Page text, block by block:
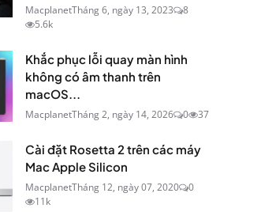
MacplanetTháng 6, ngày 13, 2023
8
5.6k
Khắc phục lỗi quay màn hình
không có âm thanh trên
macOS...
MacplanetTháng 2, ngày 14, 2026 0 37
Cài đặt Rosetta 2 trên các máy
Mac Apple Silicon
MacplanetTháng 12, ngày 07, 2020
0
11k